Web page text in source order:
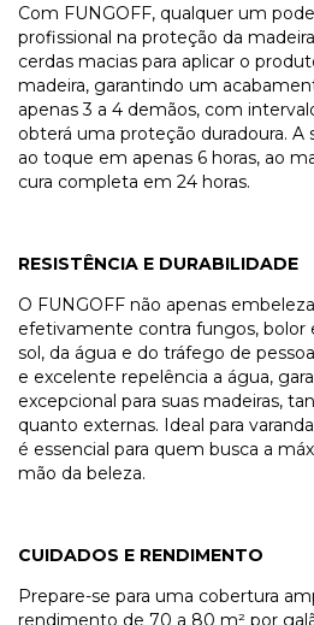
Com FUNGOFF, qualquer um
profissional na proteção da
cerdas macias para aplicar o
madeira, garantindo um
apenas 3 a 4 demãos, com
obterá uma proteção duradoura.
ao toque em apenas 6 horas, ao
cura completa em 24 horas.
RESISTÊNCIA E DURABILIDADE
O FUNGOFF não apenas
efetivamente contra fungos, bolor
sol, da água e do tráfego de
e excelente repelência a água,
excepcional para suas madeiras,
quanto externas. Ideal para
é essencial para quem busca a
mão da beleza.
CUIDADOS E RENDIMENTO
Prepare-se para uma cobertura
rendimento de 70 a 80 m² por